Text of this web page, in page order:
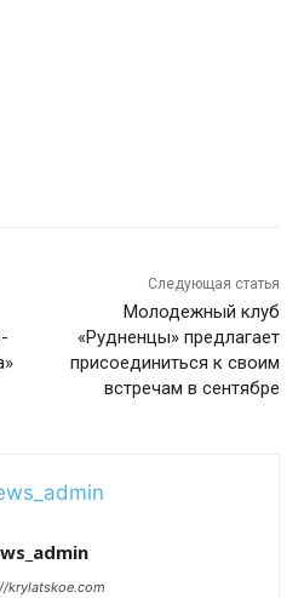
Следующая статья
Молодежный клуб
«Рудненцы» предлагает
присоединиться к своим
встречам в сентябре
krylatskoe.com